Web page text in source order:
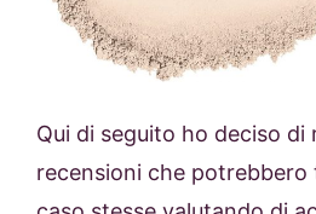
Qui di seguito ho deciso
recensioni che potrebbero